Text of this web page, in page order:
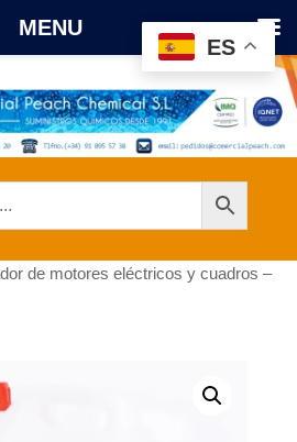
de motores eléctricos y cuadros –
ES
MENU